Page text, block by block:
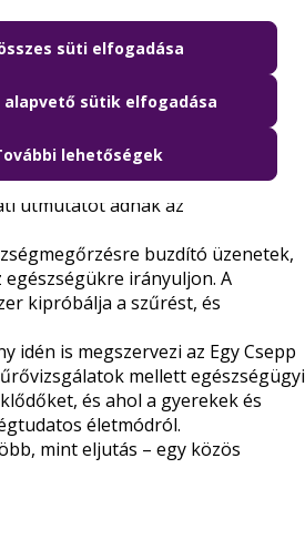
diabétesz kialakulása sok
A közlekedők az akció
az Egy Csepp Figyelem
útmutatót adnak az
buzdító üzenetek,
irányuljon. A
kipróbálja a szűrést, és
idén is megszervezi az Egy Csepp
mellett egészségügyi
és ahol a gyerekek és
életmódról.
mint eljutás – egy közös
süti elfogadása
alapvető sütik elfogadása
lehetőségek